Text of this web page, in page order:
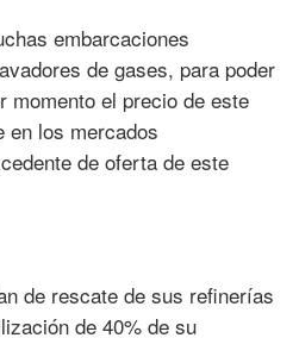
embarcaciones
de gases, para poder
momento el precio de este
en los mercados
de oferta de este
de rescate de sus refinerías
de 40% de su